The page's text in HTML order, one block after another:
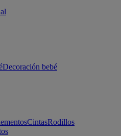
Decoración bebé
CintasRodillos